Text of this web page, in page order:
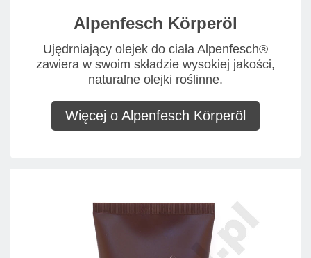
Alpenfesch Körperöl
Ujędrniający olejek do ciała Alpenfesch®
zawiera w swoim składzie wysokiej jakości,
naturalne olejki roślinne.
Więcej o Alpenfesch Körperöl